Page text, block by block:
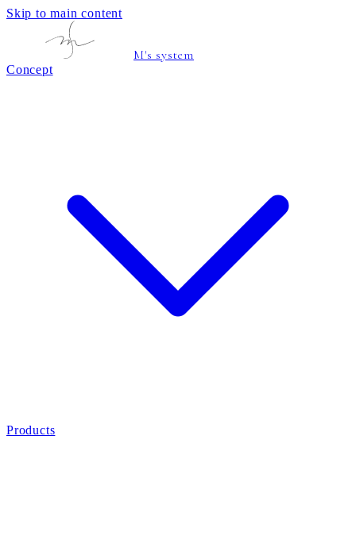
Skip to main content
M's system
Concept
Products